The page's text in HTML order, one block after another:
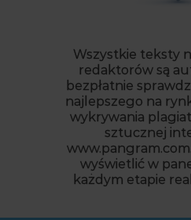
Wszystkie teksty
redaktorów są
bezpłatnie
najlepszego na
wykrywania
sztucznej
wyświetlić w
każdym etapie